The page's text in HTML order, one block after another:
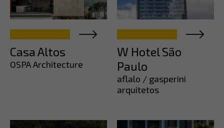
Casa Altos
OSPA Architecture
W Hotel São
Paulo
aflalo / gasperini
arquitetos